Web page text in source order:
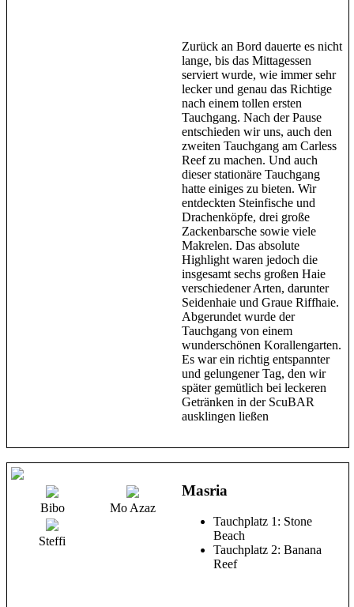
Zurück an Bord dauerte es nicht
lange, bis das Mittagessen
serviert wurde, wie immer sehr
lecker und genau das Richtige
nach einem tollen ersten
Tauchgang. Nach der Pause
entschieden wir uns, auch den
zweiten Tauchgang am Carless
Reef zu machen. Und auch
dieser stationäre Tauchgang
hatte einiges zu bieten. Wir
entdeckten Steinfische und
Drachenköpfe, drei große
Zackenbarsche sowie viele
Makrelen. Das absolute
Highlight waren jedoch die
insgesamt sechs großen Haie
verschiedener Arten, darunter
Seidenhaie und Graue Riffhaie.
Abgerundet wurde der
Tauchgang von einem
wunderschönen Korallengarten.
Es war ein richtig entspannter
und gelungener Tag, den wir
später gemütlich bei leckeren
Getränken in der ScuBAR
ausklingen ließen
Bibo Mo Azaz
Steffi
Masria
Tauchplatz 1: Stone
Beach
Tauchplatz 2: Banana
Reef